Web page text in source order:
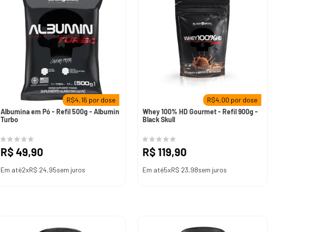
R$4,16 por dose
Albumina em Pó - Refil 500g - Albumin
Turbo
R$49,90
Em até2xR$ 24,95sem juros
R$4,00 por dose
Whey 100% HD Gourmet - Refil 900g -
Black Skull
R$119,90
Em até5xR$ 23,98sem juros